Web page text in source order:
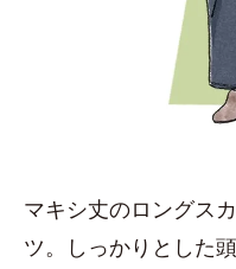
マキシ丈のロングス
ツ。しっかりとした